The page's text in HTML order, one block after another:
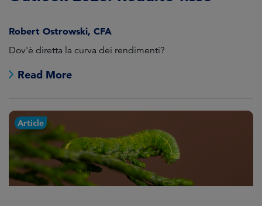
Robert Ostrowski, CFA
Dov'è diretta la curva dei rendimenti?
Read More
Article